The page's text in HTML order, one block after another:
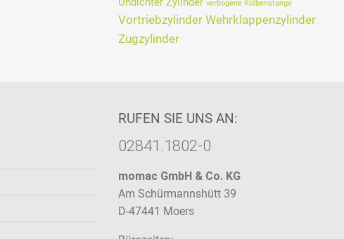
verbogene Kolbenstange
Vortriebzylinder Wehrklappenzylinder
Zugzylinder
RUFEN SIE UNS AN:
02841.1802-0
momac GmbH & Co. KG
Am Schürmannshütt 39
D-47441 Moers